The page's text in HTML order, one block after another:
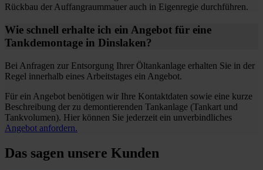
Rückbau der Auffangraummauer auch in Eigenregie durchführen.
Wie schnell erhalte ich ein Angebot für eine
Tankdemontage in Dinslaken?
Bei Anfragen zur Entsorgung Ihrer Öltankanlage erhalten Sie in der
Regel innerhalb eines Arbeitstages ein Angebot.
Für ein Angebot benötigen wir Ihre Kontaktdaten sowie eine kurze
Beschreibung der zu demontierenden Tankanlage (Tankart und
Tankvolumen). Hier können Sie jederzeit ein unverbindliches
Angebot anfordern.
Das sagen unsere Kunden